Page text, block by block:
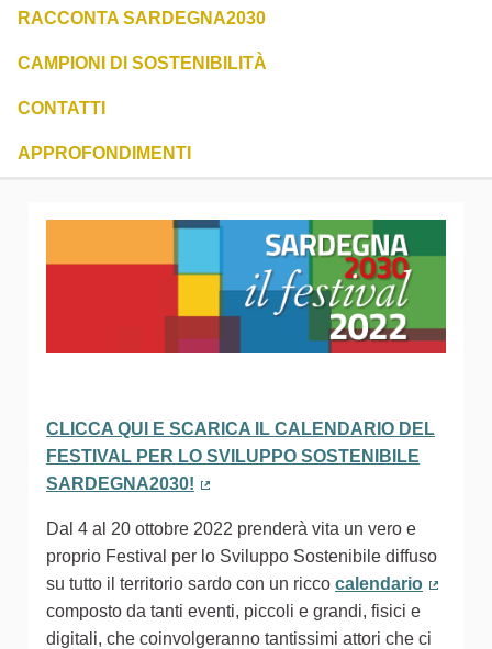
RACCONTA SARDEGNA2030
CAMPIONI DI SOSTENIBILITÀ
CONTATTI
APPROFONDIMENTI
CLICCA QUI E SCARICA IL CALENDARIO DEL
FESTIVAL PER LO SVILUPPO SOSTENIBILE
SARDEGNA2030!
Dal 4 al 20 ottobre 2022 prenderà vita un vero e
proprio Festival per lo Sviluppo Sostenibile diffuso
su tutto il territorio sardo con un ricco calendario
composto da tanti eventi, piccoli e grandi, fisici e
digitali, che coinvolgeranno tantissimi attori che ci